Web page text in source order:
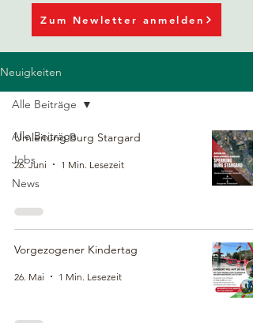
Zum Newletter anmelden
Neuigkeiten
Alle Beiträge
Jobs
News
Alle Beiträge
Umleitung Burg Stargard
26. Juni 1 Min. Lesezeit
Vorgezogener Kindertag
26. Mai 1 Min. Lesezeit